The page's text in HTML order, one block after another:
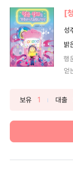
[
성
밝
행
얻
보유 1 대출